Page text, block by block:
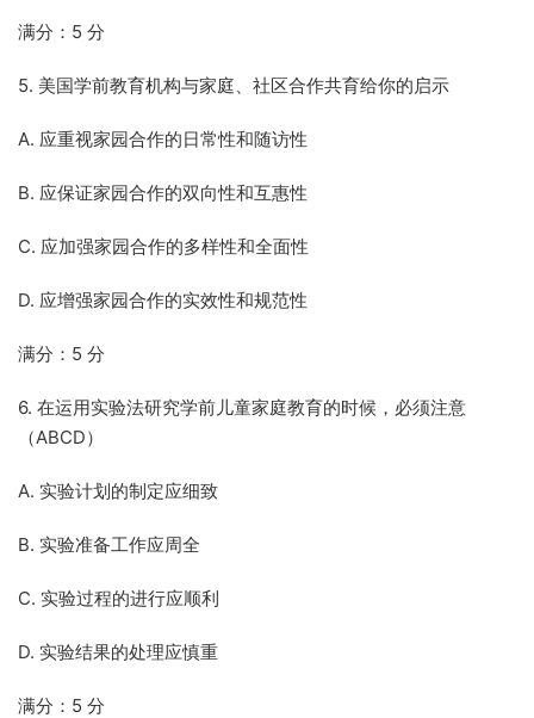
满分：5 分
5. 美国学前教育机构与家庭、社区合作共育给你的启示
A. 应重视家园合作的日常性和随访性
B. 应保证家园合作的双向性和互惠性
C. 应加强家园合作的多样性和全面性
D. 应增强家园合作的实效性和规范性
满分：5 分
6. 在运用实验法研究学前儿童家庭教育的时候，必须注意
（ABCD）
A. 实验计划的制定应细致
B. 实验准备工作应周全
C. 实验过程的进行应顺利
D. 实验结果的处理应慎重
满分：5 分